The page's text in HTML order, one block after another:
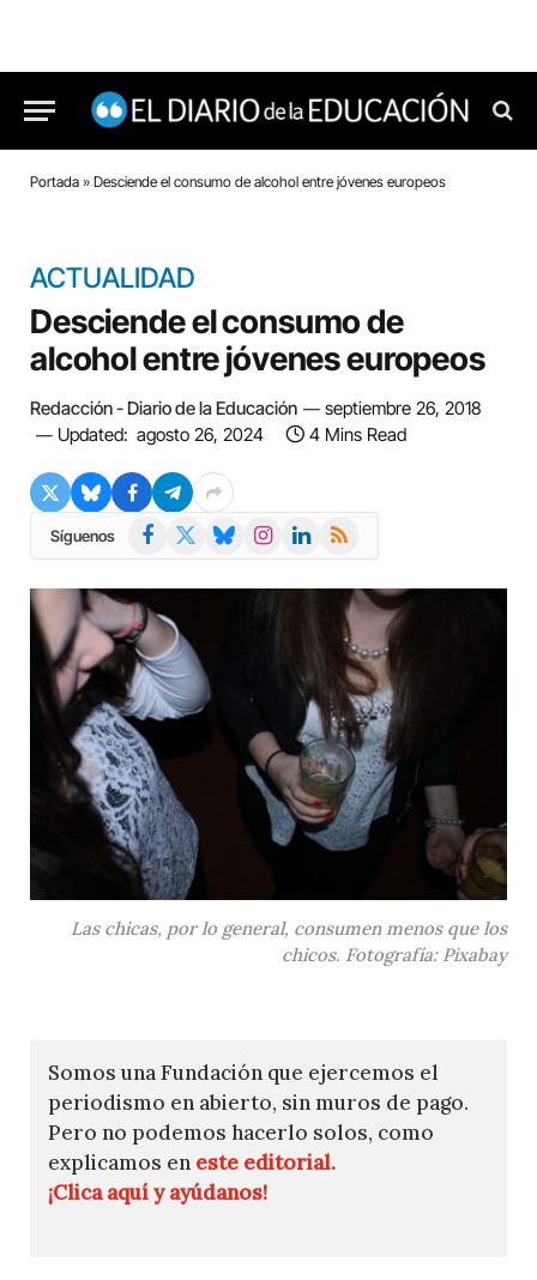
Portada » Desciende el consumo de alcohol entre jóvenes europeos
ACTUALIDAD
Desciende el consumo de
alcohol entre jóvenes europeos
Redacción - Diario de la Educación
septiembre 26, 2018
Updated: agosto 26, 2024 4 Mins Read
Síguenos Facebook BlueskyInstagramLinkedIn
RSS
Las chicas, por lo general, consumen menos que los
chicos. Fotografía: Pixabay
Somos una Fundación que ejercemos el
periodismo en abierto, sin muros de pago.
Pero no podemos hacerlo solos, como
explicamos en este editorial.
¡Clica aquí y ayúdanos!